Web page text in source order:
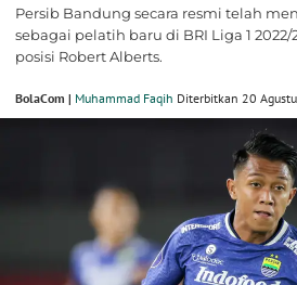
Persib Bandung secara resmi telah
sebagai pelatih baru di BRI Liga 1
posisi Robert Alberts.
BolaCom | Muhammad Faqih Diterbitkan 20